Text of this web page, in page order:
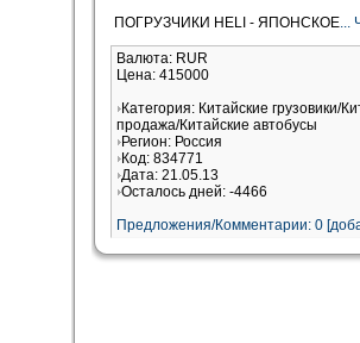
ПОГРУЗЧИКИ HELI - ЯПОНСКОЕ...
Валюта: RUR
Цена: 415000
Категория: Китайские грузовики/
продажа/Китайские автобусы
Регион: Россия
Код: 834771
Дата: 21.05.13
Осталось дней: -4466
Предложения/Комментарии: 0